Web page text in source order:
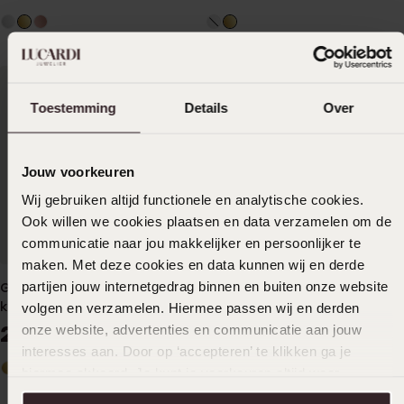
Toestemming Details Over
Jouw voorkeuren
Wij gebruiken altijd functionele en analytische cookies.
Ook willen we cookies plaatsen en data verzamelen om de
communicatie naar jou makkelijker en persoonlijker te
maken. Met deze cookies en data kunnen wij en derde
partijen jouw internetgedrag binnen en buiten onze website
volgen en verzamelen. Hiermee passen wij en derden
onze website, advertenties en communicatie aan jouw
interesses aan. Door op ‘accepteren’ te klikken ga je
aanpassen. Lees er meer over in onscookiebeleid.
Guess stainless steel
ketting met triangel hanger
voor dames
29 99
Guess stainless steel
roseplated ketting triangel
hanger voor dames
2999